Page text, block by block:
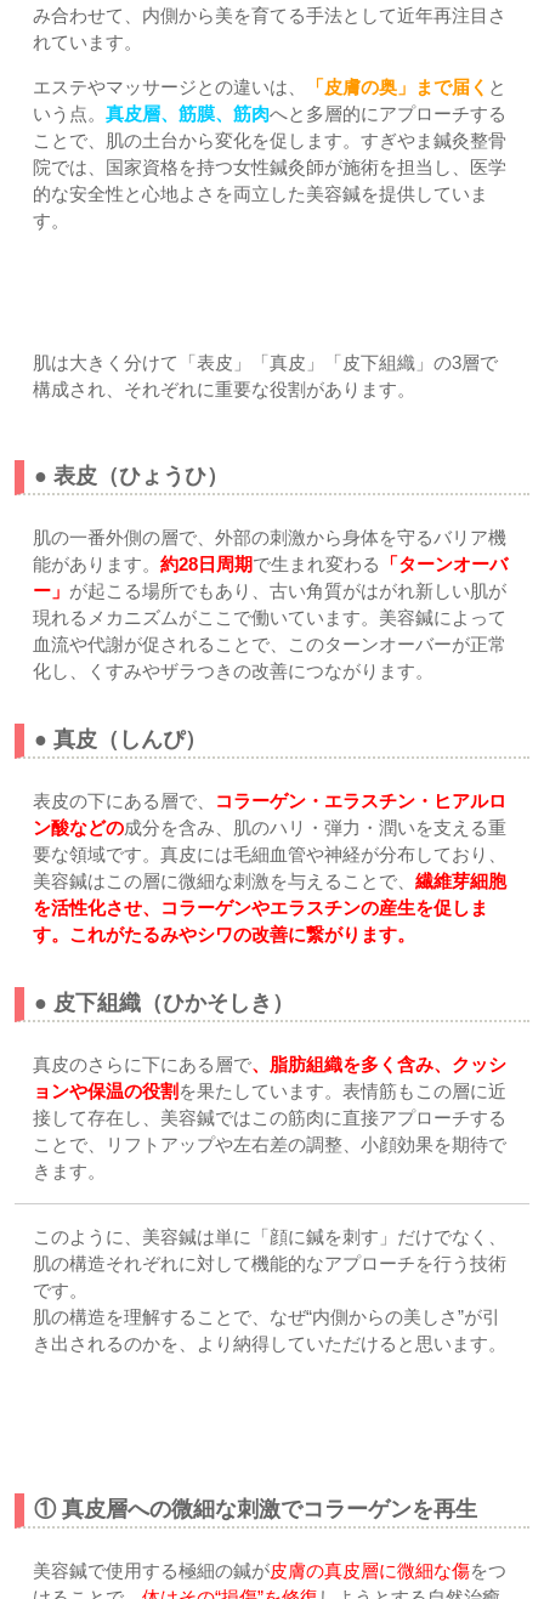
み合わせて、内側から美を育てる手法として近年再注目さ
れています。
エステやマッサージとの違いは、 「皮膚の奥」まで届く と
いう点。 真皮層、筋膜、筋肉へと多層的にアプローチする
ことで、肌の土台から変化を促します。すぎやま鍼灸整骨
院では、国家資格を持つ女性鍼灸師が施術を担当し、医学
的な安全性と心地よさを両立した美容鍼を提供していま
す。
肌は大きく分けて「表皮」「真皮」「皮下組織」の3層で
構成され、それぞれに重要な役割があります。
● 表皮（ひょうひ）
肌の一番外側の層で、外部の刺激から身体を守るバリア機
能があります。 約28日周期で生まれ変わる
「ターンオーバ
ー」 が起こる場所でもあり、古い角質がはがれ新しい肌が
現れるメカニズムがここで働いています。美容鍼によって
血流や代謝が促されることで、このターンオーバーが正常
化し、くすみやザラつきの改善につながります。
● 真皮（しんぴ）
表皮の下にある層で、
コラーゲン・エラスチン・ヒアルロ
ン酸などの成分を含み、肌のハリ・弾力・潤いを支える重
要な領域です。真皮には毛細血管や神経が分布しており、
美容鍼はこの層に微細な刺激を与えることで、 繊維芽細胞
を活性化させ、コラーゲンやエラスチンの産生を促しま
す。これがたるみやシワの改善に繋がります。
● 皮下組織（ひかそしき）
真皮のさらに下にある層で、脂肪組織を多く含み、クッシ
ョンや保温の役割 を果たしています。表情筋もこの層に近
接して存在し、美容鍼ではこの筋肉に直接アプローチする
ことで、リフトアップや左右差の調整、小顔効果を期待で
きます。
このように、美容鍼は単に「顔に鍼を刺す」だけでなく、
肌の構造それぞれに対して機能的なアプローチを行う技術
です。
肌の構造を理解することで、なぜ“内側からの美しさ”が引
き出されるのかを、より納得していただけると思います。
① 真皮層への微細な刺激でコラーゲンを再生
美容鍼で使用する極細の鍼が皮膚の真皮層に微細な傷をつ